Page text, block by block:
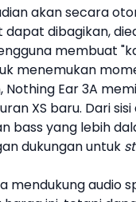
akan secara
dibagikan,
membuat
menemukan
Nothing Ear 3A
XS baru. Dari sisi
bass yang lebih
dukungan untuk
mendukung audio